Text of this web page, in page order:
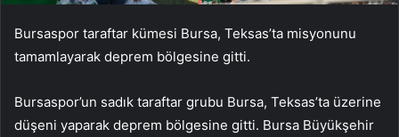
Bursaspor taraftar kümesi Bursa, Teksas’ta misyonunu
tamamlayarak deprem bölgesine gitti.
Bursaspor’un sadık taraftar grubu Bursa, Teksas’ta üzerine
düşeni yaparak deprem bölgesine gitti. Bursa Büyükşehir